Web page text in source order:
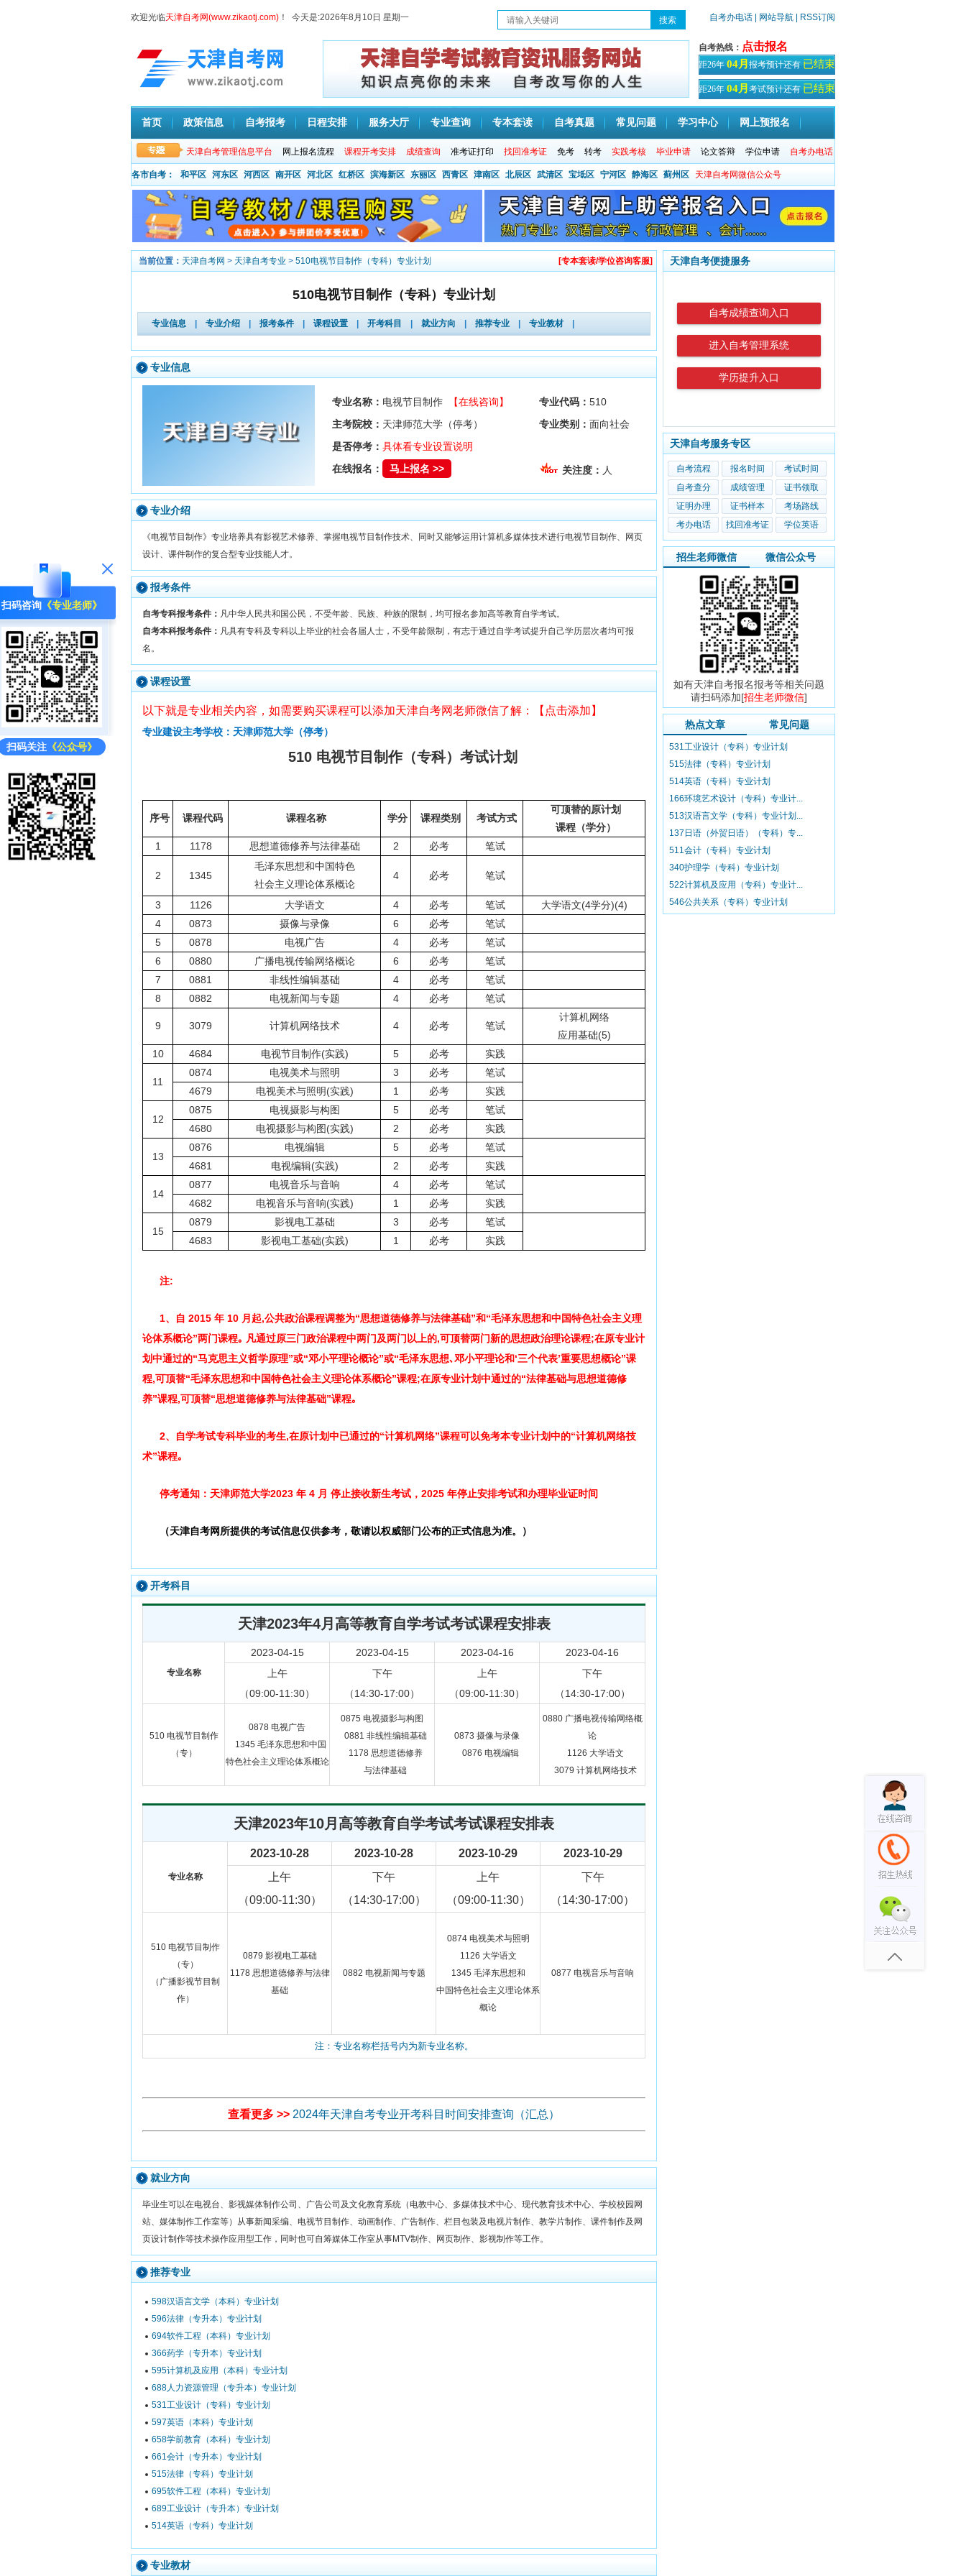
扫码咨询 《专业老师》
扫码关注 《公众号》
欢迎光临天津自考网(www.zikaotj.com) ！ 今天是:2026年8月10日 星期一 自考办电话 | 网站导航 | RSS订阅
自考热线： 点击报名
距26年 04月 报考预计还有 已结束
天！
距26年 04月 考试预计还有 已结束
天
首页 政策信息 自考报考 日程安排 服务大厅 专业查询 专本套读 自考真题 常见问题 学习中心 网上预报名
天津自考管理信息平台 网上报名流程 课程开考安排 成绩查询 准考证打印 找回准考证 免考 转考 实践考核 毕业申请 论文答辩 学位申请 自考办电话
各市自考： 和平区 河东区 河西区 南开区 河北区 红桥区 滨海新区 东丽区 西青区 津南区 北辰区 武清区 宝坻区 宁河区 静海区 蓟州区 天津自考网微信公众号
当前位置： 天津自考网 > 天津自考专业 > 510电视节目制作（专科）专业计划 [专本套读/学位咨询客服]
510电视节目制作（专科）专业计划
专业信息 专业介绍 报考条件 课程设置 开考科目 就业方向 推荐专业 专业教材
专业信息
专业名称： 电视节目制作 【在线咨询】 专业代码： 510
主考院校： 天津师范大学（停考） 专业类别： 面向社会
是否停考： 具体看专业设置说明
在线报名：
马上报名 >> 关注度： 人
专业介绍
《电视节目制作》专业培养具有影视艺术修养、掌握电视节目制作技术、同时又能够运用计算机多媒体技术进行电视节目制作、网页
设计、课件制作的复合型专业技能人才。
报考条件
自考专科报考条件： 凡中华人民共和国公民，不受年龄、民族、种族的限制，均可报名参加高等教育自学考试。
自考本科报考条件： 凡具有专科及专科以上毕业的社会各届人士，不受年龄限制，有志于通过自学考试提升自己学历层次者均可报
名。
课程设置
以下就是专业相关内容，如需要购买课程可以添加天津自考网老师微信了解：【点击添加】
专业建设主考学校：天津师范大学（停考）
510 电视节目制作（专科）考试计划
序号 课程代码 课程名称 学分 课程类别 考试方式
可顶替的原计划
课程（学分）
1
1178 思想道德修养与法律基础 2 必考 笔试
2 1345
毛泽东思想和中国特色
社会主义理论体系概论
4 必考 笔试
3 1126 大学语文 4 必考 笔试
大学语文(4学分)(4)
4
0873 摄像与录像 6 必考
笔试
5
0878 电视广告 4 必考
笔试
6
0880 广播电视传输网络概论 6 必考
笔试
7
0881 非线性编辑基础 4 必考
笔试
8
0882 电视新闻与专题 4 必考 笔试
9 3079 计算机网络技术 4 必考 笔试
计算机网络
应用基础(5)
10
4684 电视节目制作(实践) 5 必考 实践
11
0874 电视美术与照明 3 必考
笔试
4679
电视美术与照明(实践) 1 必考 实践
12
0875 电视摄影与构图 5 必考
笔试
4680
电视摄影与构图(实践) 2 必考 实践
13
0876 电视编辑 5 必考
笔试
4681
电视编辑(实践) 2 必考 实践
14
0877 电视音乐与音响 4 必考
笔试
4682
电视音乐与音响(实践) 1 必考 实践
15
0879 影视电工基础 3 必考
笔试
4683
影视电工基础(实践) 1 必考 实践
注:
1、自 2015 年 10 月起,公共政治课程调整为“思想道德修养与法律基础”和“毛泽东思想和中国特色社会主义理
论体系概论”两门课程｡ 凡通过原三门政治课程中两门及两门以上的,可顶替两门新的思想政治理论课程;在原专业计
划中通过的“马克思主义哲学原理”或“邓小平理论概论”或“毛泽东思想､邓小平理论和‘三个代表’重要思想概论”课
程,可顶替“毛泽东思想和中国特色社会主义理论体系概论”课程;在原专业计划中通过的“法律基础与思想道德修
养”课程,可顶替“思想道德修养与法律基础”课程｡
2、自学考试专科毕业的考生,在原计划中已通过的“计算机网络”课程可以免考本专业计划中的“计算机网络技
术”课程｡
停考通知：天津师范大学2023 年 4 月 停止接收新生考试，2025 年停止安排考试和办理毕业证时间
（天津自考网所提供的考试信息仅供参考，敬请以权威部门公布的正式信息为准。）
开考科目
天津2023年4月高等教育自学考试考试课程安排表
专业名称
2023-04-15 2023-04-15 2023-04-16
2023-04-16
上午
（09:00-11:30）
下午
（14:30-17:00）
上午
（09:00-11:30）
下午
（14:30-17:00）
510 电视节目制作
（专）
0878 电视广告
1345 毛泽东思想和中国
特色社会主义理论体系概论
0875 电视摄影与构图
0881 非线性编辑基础
1178 思想道德修养
与法律基础
0873 摄像与录像
0876 电视编辑
0880 广播电视传输网络概
论
1126 大学语文
3079 计算机网络技术
天津2023年10月高等教育自学考试考试课程安排表
专业名称
2023-10-28 2023-10-28 2023-10-29
2023-10-29
上午
（09:00-11:30）
下午
（14:30-17:00）
上午
（09:00-11:30）
下午
（14:30-17:00）
510 电视节目制作
（专）
（广播影视节目制
作）
0879 影视电工基础
1178 思想道德修养与法律
基础
0882 电视新闻与专题
0874 电视美术与照明
1126 大学语文
1345 毛泽东思想和
中国特色社会主义理论体系
概论
0877 电视音乐与音响
注：专业名称栏括号内为新专业名称。
查看更多 >> 2024年天津自考专业开考科目时间安排查询（汇总）
就业方向
毕业生可以在电视台、影视媒体制作公司、广告公司及文化教育系统（电教中心、多媒体技术中心、现代教育技术中心、学校校园网
站、媒体制作工作室等）从事新闻采编、电视节目制作、动画制作、广告制作、栏目包装及电视片制作、教学片制作、课件制作及网
页设计制作等技术操作应用型工作，同时也可自筹媒体工作室从事MTV制作、网页制作、影视制作等工作。
推荐专业
598汉语言文学（本科）专业计划
596法律（专升本）专业计划
694软件工程（本科）专业计划
366药学（专升本）专业计划
595计算机及应用（本科）专业计划
688人力资源管理（专升本）专业计划
531工业设计（专科）专业计划
597英语（本科）专业计划
658学前教育（本科）专业计划
661会计（专升本）专业计划
515法律（专科）专业计划
695软件工程（本科）专业计划
689工业设计（专升本）专业计划
514英语（专科）专业计划
专业教材
天津自考便捷服务
自考成绩查询入口
进入自考管理系统
学历提升入口
天津自考服务专区
自考流程 报名时间
考试时间
自考查分
成绩管理
证书领取
证明办理
证书样本
考场路线
考办电话
找回准考证 学位英语
招生老师微信 微信公众号
如有天津自考报名报考等相关问题
请扫码添加[招生老师微信]
热点文章 常见问题
531工业设计（专科）专业计划
515法律（专科）专业计划
514英语（专科）专业计划
166环境艺术设计（专科）专业计...
513汉语言文学（专科）专业计划...
137日语（外贸日语）（专科）专...
511会计（专科）专业计划
340护理学（专科）专业计划
522计算机及应用（专科）专业计...
546公共关系（专科）专业计划